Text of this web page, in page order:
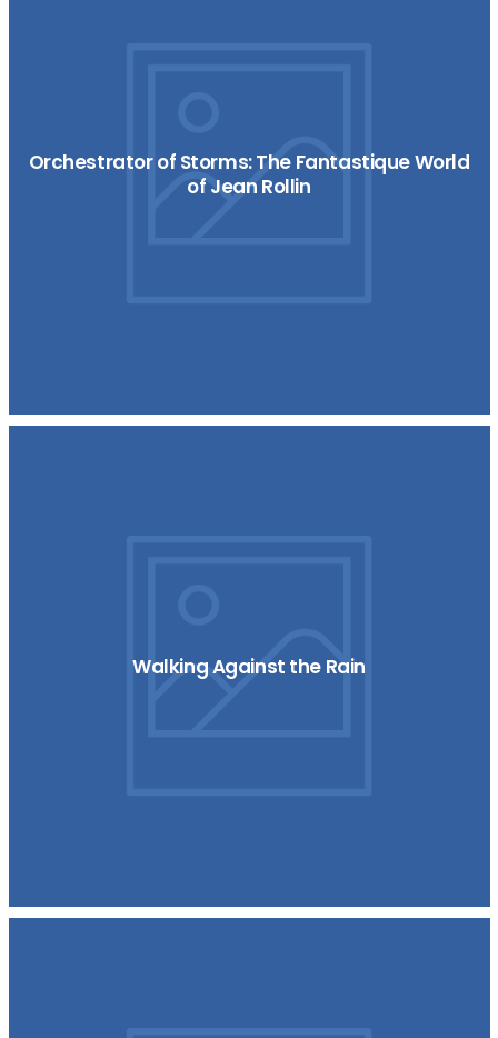
Orchestrator of Storms: The Fantastique World
of Jean Rollin
Walking Against the Rain